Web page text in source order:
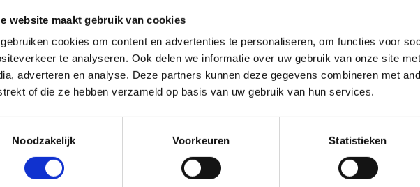
website maakt gebruik van cookies
cookies om content en advertenties te personaliseren, om functies voor
te analyseren. Ook delen we informatie over uw gebruik van onze site
adverteren en analyse. Deze partners kunnen deze gegevens combineren met
of die ze hebben verzameld op basis van uw gebruik van hun services.
Noodzakelijk
Voorkeuren Statistieken
dat het vocht condenseert en achterblijft in de constructie.
condensatie en is een van de meest voorkomende
vochtschade in woningen. Het probleem is dat deze schade
als het al ernstig is: houtrot, schimmelplekken of loslatend
is herstel dan een kostbare en tijdrovende klus. Een goed
isolatieoplossing, waarbij rekening wordt gehouden met de
van de constructie, vermijdt dit probleem volledig.